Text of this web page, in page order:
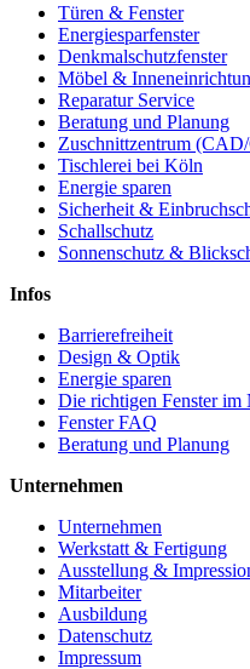
Türen & Fenster
Energiesparfenster
Denkmalschutzfenster
Möbel &
Reparatur Service
Beratung und Planung
Zuschnittzentrum
Tischlerei bei Köln
Energie sparen
Sicherheit &
Schallschutz
Sonnenschutz &
Infos
Barrierefreiheit
Design & Optik
Energie sparen
Die richtigen Fenster im
Fenster FAQ
Beratung und Planung
Unternehmen
Unternehmen
Werkstatt & Fertigung
Ausstellung &
Mitarbeiter
Ausbildung
Datenschutz
Impressum